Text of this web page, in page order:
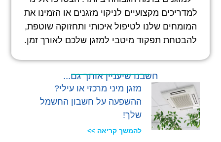
למדריכים מקצועיים לניקוי מזגנים או הזמינו את
המומחים שלנו לטיפול איכותי ותחזוקה שוטפת,
להבטחת תפקוד מיטבי למזגן שלכם לאורך זמן.
מזגן מיני מרכזי או עילי?
ההשפעה על חשבון החשמל
שלך!
להמשך קריאה >>
חשבנו שיעניין אותך גם...